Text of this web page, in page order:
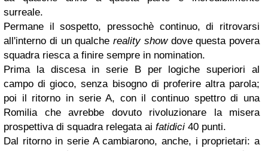
surreale.
Permane il sospetto, pressochè continuo, di ritrovarsi
all'interno di un qualche reality showdove questa povera
squadra riesca a finire sempre in nomination.
Prima la discesa in serie B per logiche superiori al
campo di gioco, senza bisogno di proferire altra parola;
poi il ritorno in serie A, con il continuo spettro di una
Romilia che avrebbe dovuto rivoluzionare la misera
prospettiva di squadra relegata ai fatidici 40 punti.
Dal ritorno in serie A cambiarono, anche, i proprietari: a